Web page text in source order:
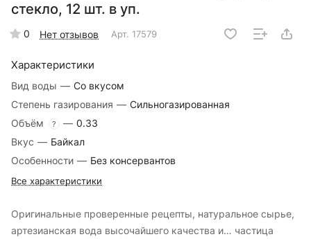
стекло, 12 шт. в уп.
0 Нет отзывов Арт. 17579
Характеристики
Вид воды — Со вкусом
Степень газирования — Сильногазированная
Объём
? — 0.33
Вкус — Байкал
Особенности — Без консервантов
Все характеристики
Оригинальные проверенные рецепты, натуральное сырье,
артезианская вода высочайшего качества и… частица